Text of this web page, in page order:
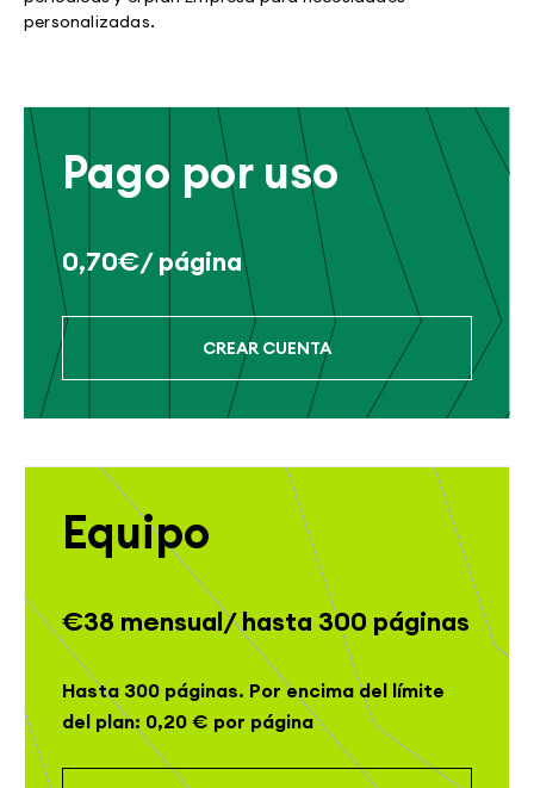
personalizadas.
Pago por uso
0,70€/ página
CREAR CUENTA
Equipo
€38 mensual/ hasta 300 páginas
Hasta 300 páginas. Por encima del límite
del plan: 0,20 € por página